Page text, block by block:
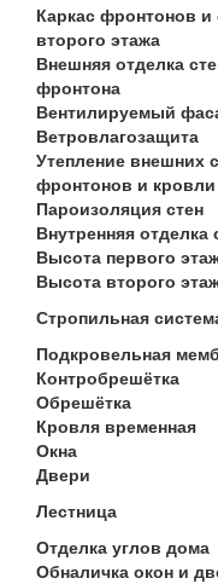
Каркас фронтонов и
второго этажа
Внешняя отделка
фронтона
Вентилируемый
Ветровлагозащита
Утепление внешних
фронтонов и кровли
Пароизоляция стен
Внутренняя отделка
Высота первого
Высота второго
Стропильная
Подкровельная
Контробрешётка
Обрешётка
Кровля временная
Окна
Двери
Лестница
Отделка углов дома
Обналичка окон и